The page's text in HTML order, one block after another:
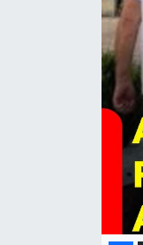
11:11 MANŞET